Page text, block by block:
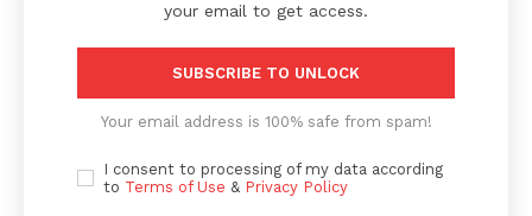
your email to get access.
SUBSCRIBE TO UNLOCK
Your email address is 100% safe from spam!
I consent to processing of my data according
to Terms of Use & Privacy Policy